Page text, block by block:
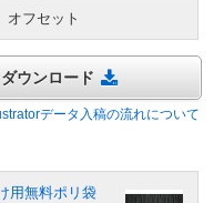
オフセット
ウンロード
データ入稿の流れについて
用無料ポリ袋